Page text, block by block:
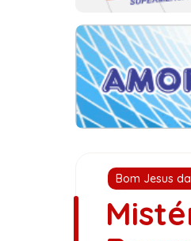
Bom Jesus